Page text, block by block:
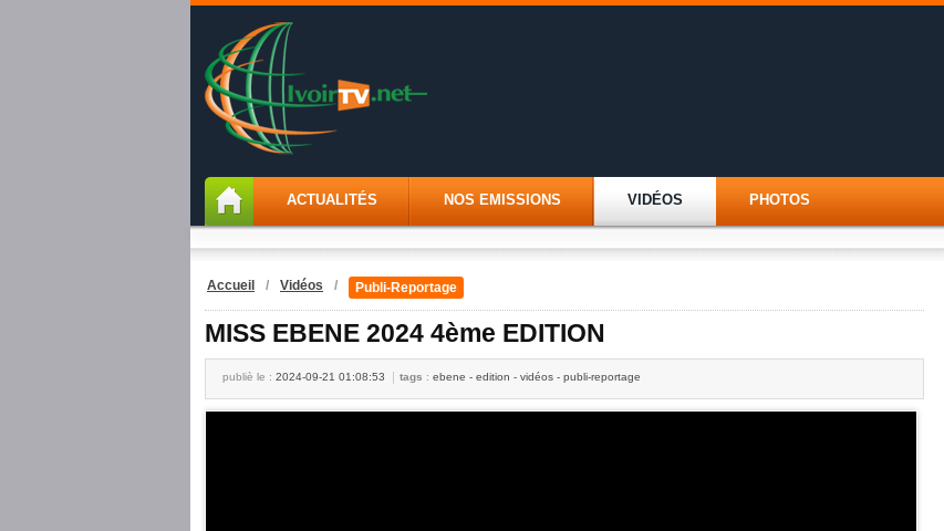
ACTUALITÉS NOS EMISSIONS VIDÉOS PHOTOS
Accueil / Vidéos / Publi-Reportage
MISS EBENE 2024 4ème EDITION
publiè le : 2024-09-21 01:08:53 tags : ebene - edition - vidéos - publi-reportage